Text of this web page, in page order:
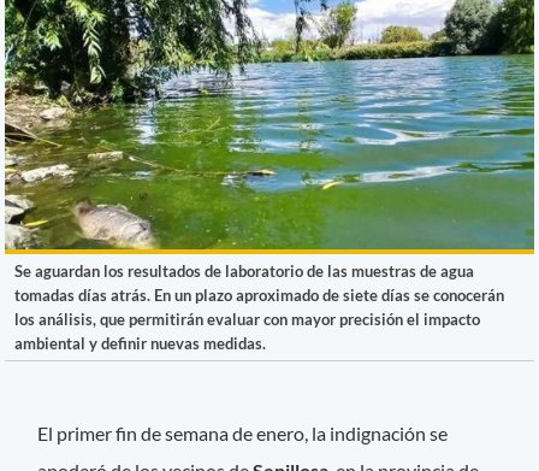
Se aguardan los resultados de laboratorio de las muestras de agua
tomadas días atrás. En un plazo aproximado de siete días se conocerán
los análisis, que permitirán evaluar con mayor precisión el impacto
ambiental y definir nuevas medidas.
El primer fin de semana de enero, la indignación se